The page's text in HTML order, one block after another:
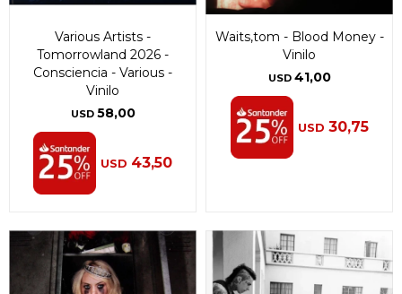
Various Artists -
Tomorrowland 2026 -
Consciencia - Various -
Vinilo
USD 58,00
USD 43,50
Waits,tom - Blood Money -
Vinilo
USD 41,00
USD 30,75